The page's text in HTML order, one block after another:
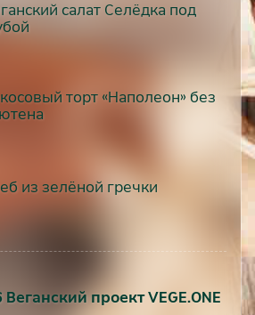
салат Селёдка под
торт «Наполеон» без
из зелёной гречки
проект VEGE.ONE